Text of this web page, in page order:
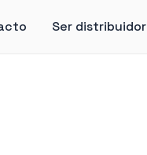
Ser distribuidor